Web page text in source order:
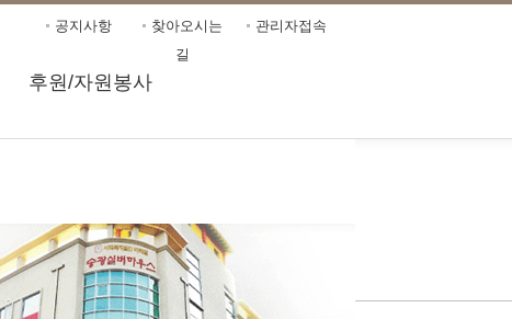
공지사항
찾아오시는
길
관리자접속
후원/자원봉사